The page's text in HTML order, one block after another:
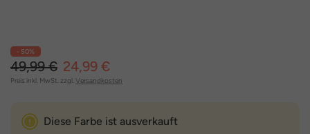
- 50%
49,99 € 24,99 €
Preis inkl. MwSt. zzgl. Versandkosten
Diese Farbe ist ausverkauft